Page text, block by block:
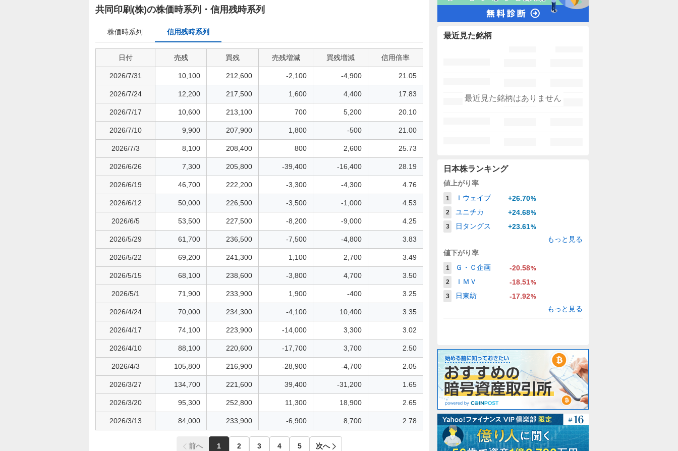
共同印刷(株)の株価時系列・信用残時系列
用
残
列
株価時系列 信用残時系列
日付 売残 買残 売残増減 買残増減 信用倍率
2026/7/31 10,100 212,600 -2,100 -4,900 21.05
2026/7/24 12,200 217,500 1,600 4,400 17.83
2026/7/17 10,600 213,100 700 5,200 20.10
2026/7/10 9,900 207,900 1,800 -500 21.00
2026/7/3 8,100 208,400 800 2,600 25.73
2026/6/26 7,300 205,800 -39,400 -16,400 28.19
2026/6/19 46,700 222,200 -3,300 -4,300 4.76
2026/6/12 50,000 226,500 -3,500 -1,000 4.53
2026/6/5 53,500 227,500 -8,200 -9,000 4.25
2026/5/29 61,700 236,500 -7,500 -4,800 3.83
2026/5/22 69,200 241,300 1,100 2,700 3.49
2026/5/15 68,100 238,600 -3,800 4,700 3.50
2026/5/1 71,900 233,900 1,900 -400 3.25
2026/4/24 70,000 234,300 -4,100 10,400 3.35
2026/4/17 74,100 223,900 -14,000 3,300 3.02
2026/4/10 88,100 220,600 -17,700 3,700 2.50
2026/4/3 105,800 216,900 -28,900 -4,700 2.05
2026/3/27 134,700 221,600 39,400 -31,200 1.65
2026/3/20 95,300 252,800 11,300 18,900 2.65
2026/3/13 84,000 233,900 -6,900 8,700 2.78
前へ 1 2 3 4 5 次へ
最近見た銘柄
最近見た銘柄はありません
日本株ランキング
値上がり率
1 Ｉウェイブ +26.70%
2
ユニチカ +24.68%
3
日タングス +23.61%
もっと見る
値下がり率
1 Ｇ・Ｃ企画 -20.58%
2
ＩＭＶ -18.51%
3
日東紡 -17.92%
もっと見る